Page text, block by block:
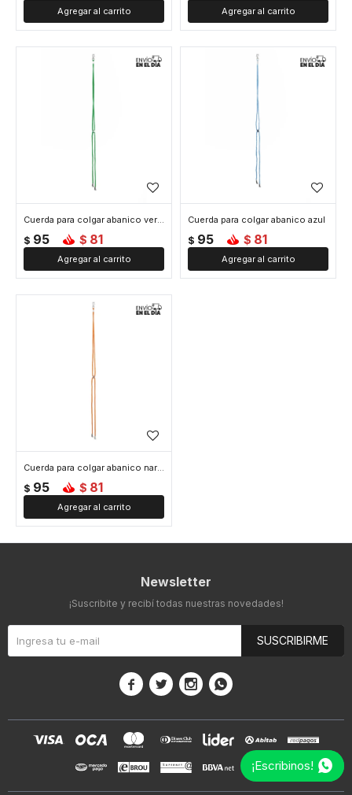
Cuerda para colgar abanico verde
$ 95 $ 81
Cuerda para colgar abanico azul
$ 95 $ 81
Cuerda para colgar abanico naranja
$ 95 $ 81
Newsletter
¡Suscribite y recibí todas nuestras novedades!
SUSCRIBIRME
   
¡Escribinos!